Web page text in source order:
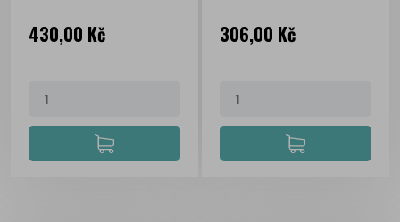
Cena
430,00 Kč Cena
306,00 Kč